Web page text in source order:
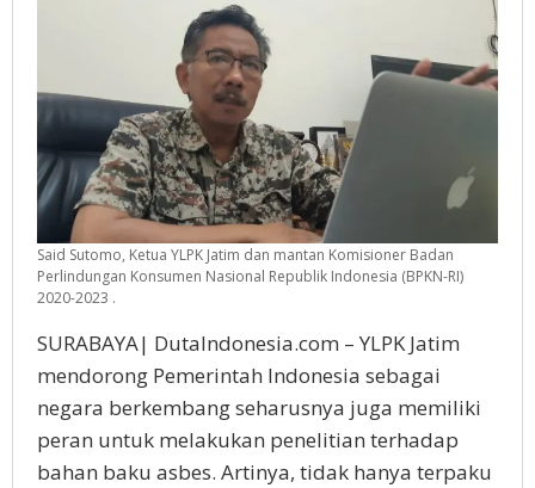
Said Sutomo, Ketua YLPK Jatim dan mantan Komisioner Badan
Perlindungan Konsumen Nasional Republik Indonesia (BPKN-RI)
2020-2023 .
SURABAYA| DutaIndonesia.com – YLPK Jatim
mendorong Pemerintah Indonesia sebagai
negara berkembang seharusnya juga memiliki
peran untuk melakukan penelitian terhadap
bahan baku asbes. Artinya, tidak hanya terpaku